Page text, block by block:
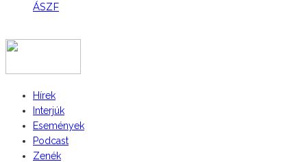
ÁSZF
Hírek
Interjúk
Események
Podcast
Zenék